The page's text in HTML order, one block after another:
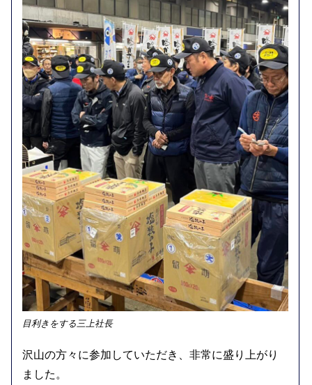
目利きをする三上社長
沢山の方々に参加していただき、非常に盛り上がり
ました。